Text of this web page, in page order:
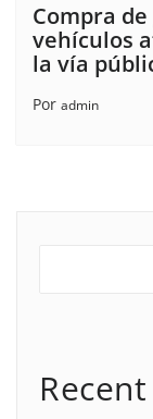
Compra
vehículos
la vía
Por admin